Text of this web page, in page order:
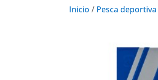
Inicio / Pesca deportiva